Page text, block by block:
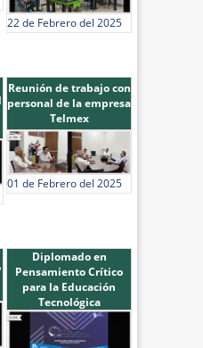
22 de Febrero del 2025
Reunión de trabajo con
personal de la empresa
Telmex
01 de Febrero del 2025
Diplomado en
Pensamiento Crítico
para la Educación
Tecnológica